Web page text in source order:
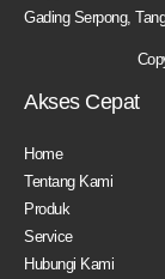
Gading Serpong,
Akses Cepat
Home
Tentang Kami
Produk
Service
Hubungi Kami